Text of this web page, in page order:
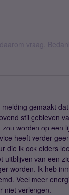
vraag.
gemaakt
stil gebleven
worden op een
heeft verder
die ik ook elders
uitblijven van een
worden. Ik heb
Veel meer
niet verlengen.